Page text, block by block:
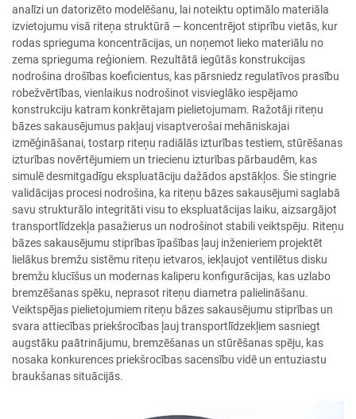
analīzi un datorizēto modelēšanu, lai noteiktu optimālo materiāla
izvietojumu visā riteņa struktūrā — koncentrējot stiprību vietās, kur
rodas sprieguma koncentrācijas, un noņemot lieko materiālu no
zema sprieguma reģioniem. Rezultātā iegūtās konstrukcijas
nodrošina drošības koeficientus, kas pārsniedz regulatīvos prasību
robežvērtības, vienlaikus nodrošinot visvieglāko iespējamo
konstrukciju katram konkrētajam pielietojumam. Ražotāji riteņu
bāzes sakausējumus pakļauj visaptverošai mehāniskajai
izmēģināšanai, tostarp riteņu radiālās izturības testiem, stūrēšanas
izturības novērtējumiem un triecienu izturības pārbaudēm, kas
simulē desmitgadīgu ekspluatāciju dažādos apstākļos. Šie stingrie
validācijas procesi nodrošina, ka riteņu bāzes sakausējumi saglabā
savu strukturālo integritāti visu to ekspluatācijas laiku, aizsargājot
transportlīdzekļa pasažierus un nodrošinot stabili veiktspēju. Riteņu
bāzes sakausējumu stiprības īpašības ļauj inženieriem projektēt
lielākus bremžu sistēmu riteņu ietvaros, iekļaujot ventilētus disku
bremžu klucīšus un modernas kaliperu konfigurācijas, kas uzlabo
bremzēšanas spēku, neprasot riteņu diametra palielināšanu.
Veiktspējas pielietojumiem riteņu bāzes sakausējumu stiprības un
svara attiecības priekšrocības ļauj transportlīdzekļiem sasniegt
augstāku paātrinājumu, bremzēšanas un stūrēšanas spēju, kas
nosaka konkurences priekšrocības sacensību vidē un entuziastu
braukšanas situācijās.